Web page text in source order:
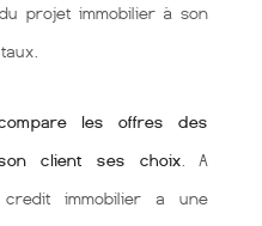
projet immobilier à son
les offres des
client ses choix . A
immobilier a une